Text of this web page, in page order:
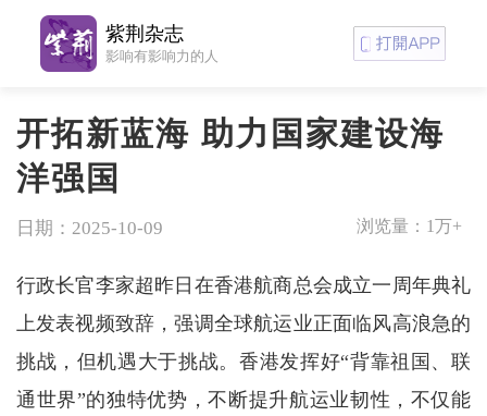
开拓新蓝海 助力国家建设海
洋强国
日期：2025-10-09 浏览量： 1万+
行政长官李家超昨日在香港航商总会成立一周年典礼
上发表视频致辞，强调全球航运业正面临风高浪急的
挑战，但机遇大于挑战。香港发挥好“背靠祖国、联
通世界”的独特优势，不断提升航运业韧性，不仅能
紫荆杂志
影响有影响力的人